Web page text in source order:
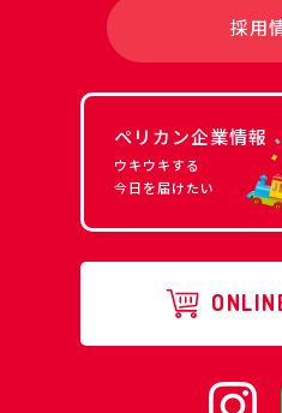
採用
ペリカン企業情報
ウキウキする
今日を届けたい